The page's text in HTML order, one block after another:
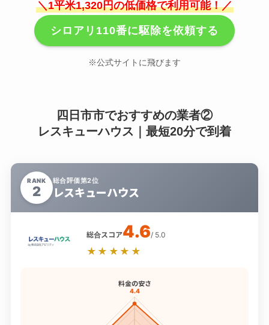
＼1平米1,320円の低価格で利用可能！／
シロアリ110番に駆除を依頼する
※公式サイトに飛びます
四日市市でおすすめの業者②
レスキューハウス｜最短20分で到着
RANK
2
総合評価第2位
レスキューハウス
総合スコア4.6/ 5.0
★★★★★
料金の安さ
4.4